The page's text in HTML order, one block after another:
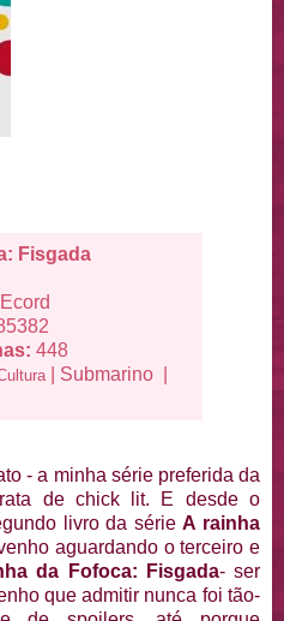
Fisgada
448
Submarino
- a minha série preferida da
de chick lit. E desde o
livro da sérieA rainha
aguardando o terceiro e
da Fofoca: Fisgada- ser
que admitir nunca foi tão-